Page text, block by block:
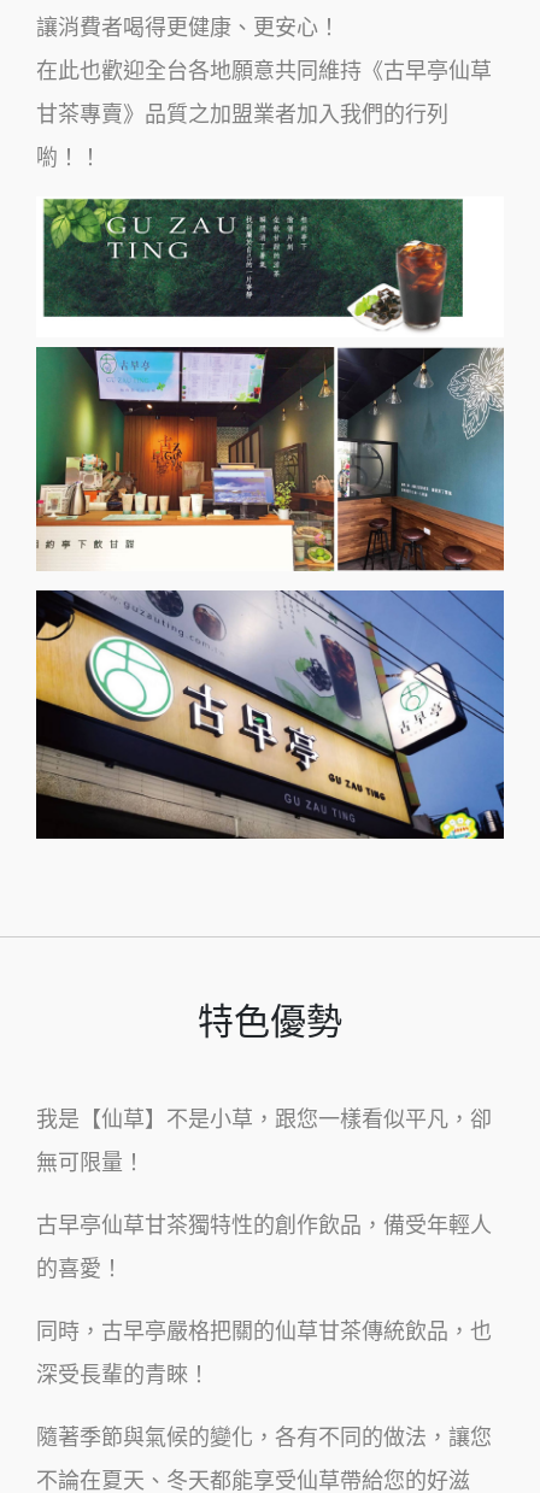
讓消費者喝得更健康、更安心！
在此也歡迎全台各地願意共同維持《古早亭仙草
甘茶專賣》品質之加盟業者加入我們的行列
喲！！
特色優勢
我是【仙草】不是小草，跟您一樣看似平凡，卻
無可限量！
古早亭仙草甘茶獨特性的創作飲品，備受年輕人
的喜愛！
同時，古早亭嚴格把關的仙草甘茶傳統飲品，也
深受長輩的青睞！
隨著季節與氣候的變化，各有不同的做法，讓您
不論在夏天、冬天都能享受仙草帶給您的好滋